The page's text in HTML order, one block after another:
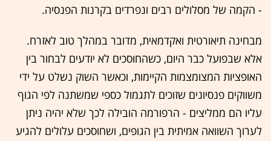
- הקמה של מסלולים רבים ונפרדים בקרנות הפנסיה.
מבחינה תיאורטית ואקדמאית, מדובר במהלך טוב לאזרח.
אלא שבפועל כבר היום, כשהחוסכים לא יודעים לבחור בין
האופציות המצומצמות הקיימות, וכאשר השוק נשלט על ידי
משווקים פנסיונים שזוכים לתגמול כספי שמשתנה לפי הגוף
עליו הם ממליצים - הרפורמה הובילה לכך שלא יהיה ניתן
לערוך השוואה אמיתית בין הגופים, ושחוסכים עלולים להגיע